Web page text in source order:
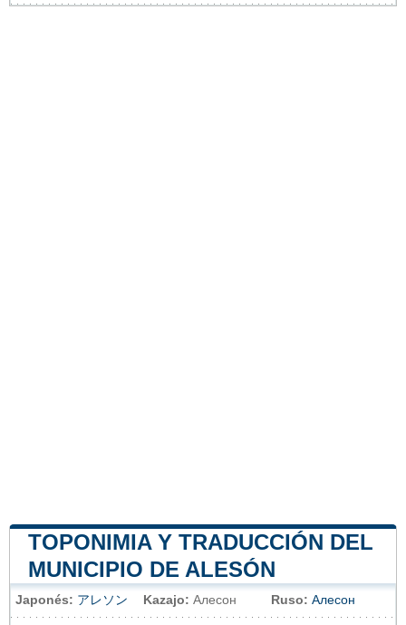
TOPONIMIA Y TRADUCCIÓN DEL
MUNICIPIO DE ALESÓN
Japonés: アレソン Kazajo: Алесон Ruso: Алесон